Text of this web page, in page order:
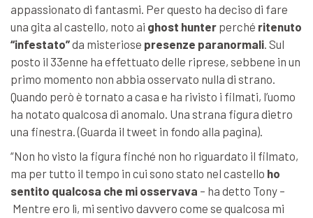
appassionato di fantasmi. Per questo ha deciso di fare
una gita al castello, noto ai ghost hunter perché ritenuto
“infestato”da misteriose presenze paranormali. Sul
posto il 33enne ha effettuato delle riprese, sebbene in un
primo momento non abbia osservato nulla di strano.
Quando però è tornato a casa e ha rivisto i filmati, l’uomo
ha notato qualcosa di anomalo. Una strana figura dietro
una finestra. (Guarda il tweet in fondo alla pagina).
“Non ho visto la figura finché non ho riguardato il filmato,
ma per tutto il tempo in cui sono stato nel castello ho
sentito qualcosa che mi osservava – ha detto Tony –
Mentre ero lì, mi sentivo davvero come se qualcosa mi